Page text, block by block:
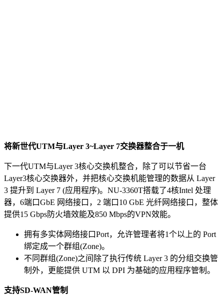
将新世代UTM与Layer 3~Layer 7交换器整合于一机
下一代UTM与Layer 3核心交换机整合，除了可以节省一台
Layer3核心交换器外，并把核心交换机能管理的数据从 Layer
3 提升到 Layer 7 (应用程序)。NU-3360T搭载了4核Intel 处理
器，6端口GbE 网络接口，2 端口10 GbE 光纤网络接口，整体
提供15 Gbps防火墙效能及850 Mbps的VPN效能。
拥有多实体网络接口Port，允许管理者将1个以上的 Port
绑定成一个群组(Zone)。
不同群组(Zone)之间除了执行传统 Layer 3 的分组交换管
制外，更能提供 UTM 以 DPI 为基础的应用程序管制。
支持SD-WAN管制